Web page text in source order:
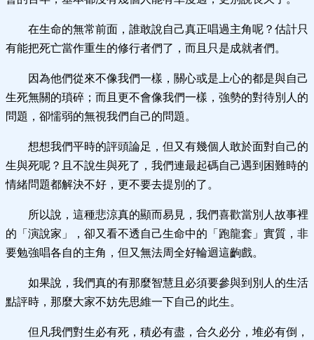
在生命的無常前面，誰敢說自己真正唱過主角呢？估計只
有能把死亡當作重生的修行者們了，而且只是成就者們。
因為他們從來不像我們一樣，關心或是上心的都是與自己
生死無關的瑣碎；而且更不會像我們一樣，強勢的對待別人的
問題，卻懦弱的無視我們自己的問題。
想想我們平時的評頭論足，但又有幾個人敢於面對自己的
生與死呢？且不說生與死了，我們連最起碼自己遇到困難時的
情緒問題都解決不好，更不要去提別的了。
所以說，這種悲涼真的顯而易見，我們喜歡當別人故事裡
的「演說家」，卻又看不透自己生命中的「跑龍套」實質，非
要勉強唱各自的主角，但又無法周全好輪迴這齣戲。
如果說，我們真的有那麼智慧且必須要參與到別人的生活
點評時，那麼大家不妨先思維一下自己的此生。
但凡我們對生必有死，積必有盡，合久必分，堆必有倒，